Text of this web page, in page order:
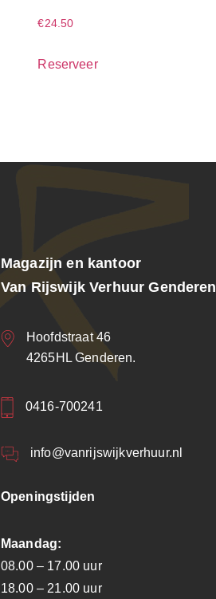
€24.50
Reserveer
Magazijn en kantoor
Van Rijswijk Verhuur Genderen
Hoofdstraat 46
4265HL Genderen.
0416-700241
info@vanrijswijkverhuur.nl
Openingstijden
Maandag:
08.00 – 17.00 uur
18.00 – 21.00 uur